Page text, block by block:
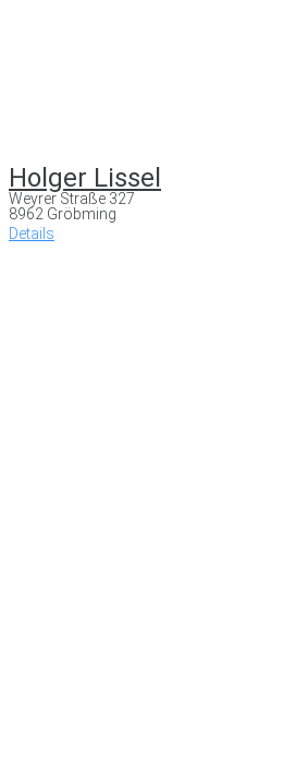
Holger Lissel
Weyrer Straße 327
8962 Gröbming
Details